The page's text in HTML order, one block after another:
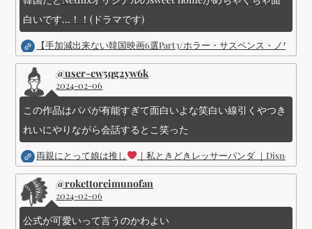
白いです...！！(ドラマです)
【手加減出来ない韓国映画6選Part3/ホラー・サスペンス・ノワー
@user-ew5qg2yw6k
2024-02-06
この作品はパパが有能すぎて面白いよな笑白い線引くやつき
れいにやりながら会話するとこ笑った
両親にとって娘は推し ｜私ときどきレッサーパンダ ｜Disney (
@rokettoreimunofan
2024-02-06
公式が可愛いって言うのかわよい